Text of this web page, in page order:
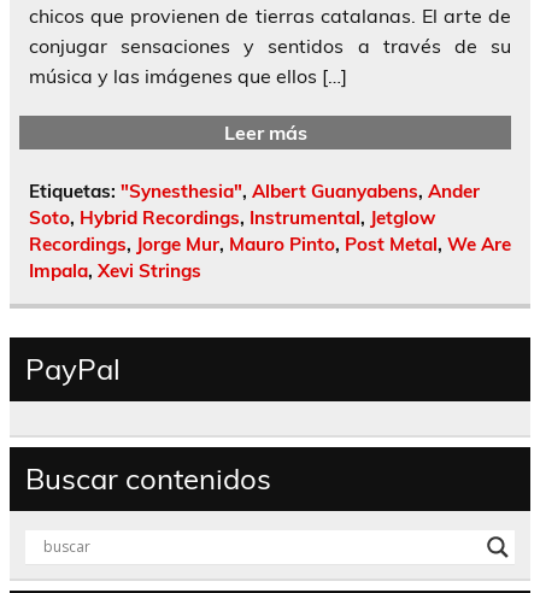
chicos que provienen de tierras catalanas. El arte de
conjugar sensaciones y sentidos a través de su
música y las imágenes que ellos […]
Leer más
Etiquetas: "Synesthesia", Albert Guanyabens, Ander
Soto, Hybrid Recordings, Instrumental, Jetglow
Recordings, Jorge Mur, Mauro Pinto, Post Metal, We Are
Impala, Xevi Strings
PayPal
Buscar contenidos